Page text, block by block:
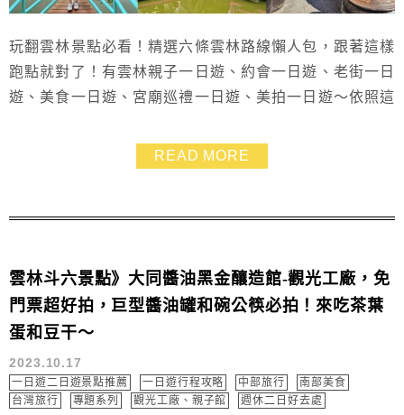
玩翻雲林景點必看！精選六條雲林路線懶人包，跟著這樣
跑點就對了！有雲林親子一日遊、約會一日遊、老街一日
遊、美食一日遊、宮廟巡禮一日遊、美拍一日遊～依照這
一場豐富的雲林景點之旅吧~~
READ MORE
雲林斗六景點》大同醬油黑金釀造館-觀光工廠，免
門票超好拍，巨型醬油罐和碗公筷必拍！來吃茶葉
蛋和豆干～
2023.10.17
一日遊二日遊景點推薦 一日遊行程攻略 中部旅行
南部美食
台灣旅行
專題系列 觀光工廠、親子館 週休二日好去處